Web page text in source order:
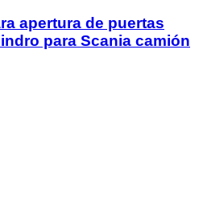
apertura de puertas
para Scania camión